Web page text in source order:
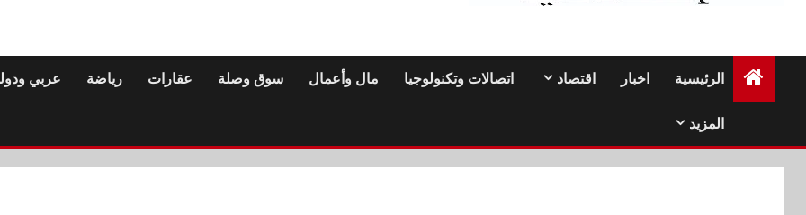
الرئيسية اخبار اقتصاد اتصالات وتكنولوجيا مال وأعمال سوق وصلة عقارات رياضة عربي
المزيد